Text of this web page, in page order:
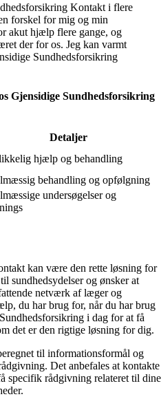
Kontakt i flere
forskel for mig og min
akut hjælp flere gange, og
der for os. Jeg kan varmt
Sundhedsforsikring
Gjensidige Sundhedsforsikring
Detaljer
hjælp og behandling
behandling og opfølgning
undersøgelser og
kan være den rette løsning for
sundhedsydelser og ønsker at
netværk af læger og
du har brug for, når du har brug
i dag for at få
det er den rigtige løsning for dig.
til informationsformål og
Det anbefales at kontakte
specifik rådgivning relateret til dine